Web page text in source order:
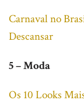
Carnaval no
Descansar
5 – Moda
Os 10 Looks